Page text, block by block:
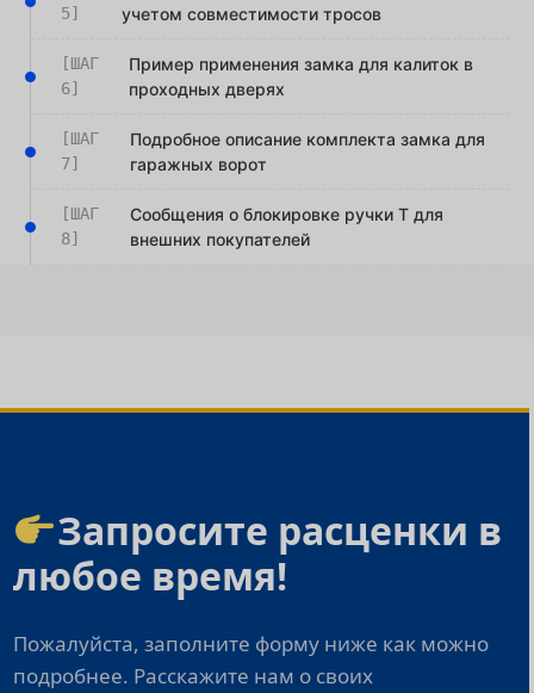
5]
учетом совместимости тросов
[ШАГ
6]
Пример применения замка для калиток в
проходных дверях
[ШАГ
7]
Подробное описание комплекта замка для
гаражных ворот
[ШАГ
8]
Сообщения о блокировке ручки T для
внешних покупателей
Запросите расценки в
любое время!
Пожалуйста, заполните форму ниже как можно
подробнее. Расскажите нам о своих